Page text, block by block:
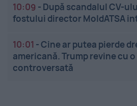
10:09 - După scandalul CV-
fostului director MoldATSA
10:01 -Cine ar putea pierde
americană. Trump revine cu
controversată